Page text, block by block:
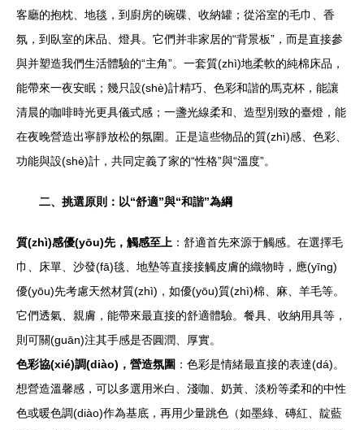
客廳的抱枕、地毯，到廚房的碗碟、收納罐；從浴室的毛巾、香
氛，到臥室的床品、燈具。它們并非家居的“背景板”，而是直接參
與并塑造我們生活體驗的“主角”。一套質(zhì)地柔軟的純棉床品，
能帶來一夜安眠；幾只設(shè)計精巧、色彩和諧的馬克杯，能讓
清晨的咖啡時光更具儀式感；一盞光線柔和、造型別致的臺燈，能
在夜晚營造出寧靜放松的氛圍。正是這些物品的質(zhì)感、色彩、
功能與設(shè)計，共同定義了家的“性格”與“溫度”。
二、挑選原則：以“舒適”與“和諧”為綱
質(zhì)感優(yōu)先，觸感至上 ：舒適首先來源于觸感。在選擇毛
巾、床單、沙發(fā)毯、地墊等直接接觸皮膚的織物時，應(yīng)
優(yōu)先考慮天然材質(zhì)，如優(yōu)質(zhì)棉、麻、羊毛等。
它們透氣、親膚，能帶來最直接的舒適體驗。餐具、收納用具等，
則可關(guān)注其手感是否圓潤、厚實。
色彩協(xié)調(diào)，營造氛圍 ：色彩是情緒最直接的表達(dá)。
想營造溫馨感，可以多選用米白、淺咖、奶黃、淡粉等柔和的中性
色或暖色調(diào)作為基底，再用少量跳色（如墨綠、磚紅、靛藍